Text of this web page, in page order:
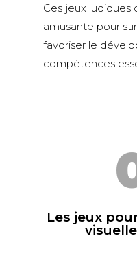
Ces jeux
amusante pour
favoriser le
compétences
Les jeux